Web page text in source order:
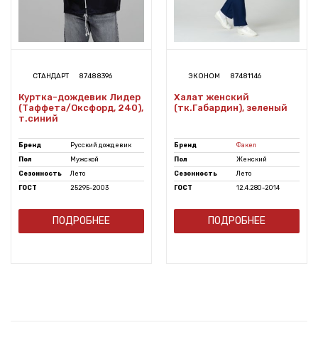
СТАНДАРТ 87488396
Куртка-дождевик Лидер
(Таффета/Оксфорд, 240),
т.синий
Бренд
Русский дождевик
Пол
Мужской
Сезонность
Лето
ГОСТ
25295-2003
ПОДРОБНЕЕ
ЭКОНОМ 87481146
Халат женский
(тк.Габардин), зеленый
Бренд
Факел
Пол
Женский
Сезонность
Лето
ГОСТ
12.4.280-2014
ПОДРОБНЕЕ